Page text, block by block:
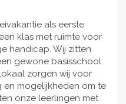
als eerste
klas met ruimte voor
handicap. Wij zitten
gewone basisschool
zorgen wij voor
en mogelijkheden om te
onze leerlingen met